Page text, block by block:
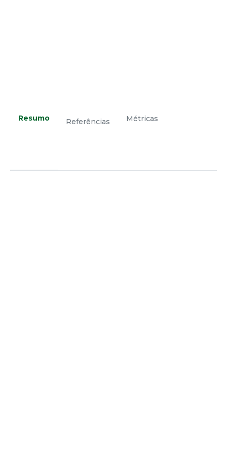
Resumo Referências Métricas